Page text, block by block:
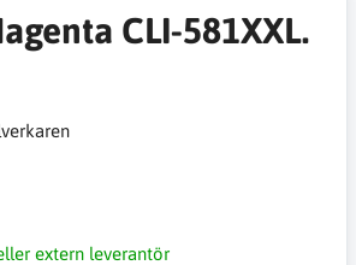
CLI-581XXL.
extern leverantör